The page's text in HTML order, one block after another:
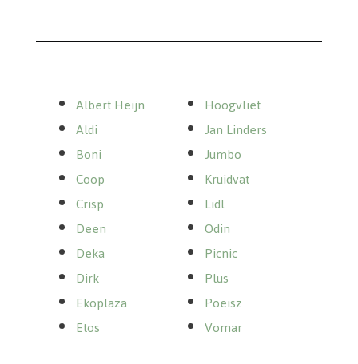
Albert Heijn
Aldi
Boni
Coop
Crisp
Deen
Deka
Dirk
Ekoplaza
Etos
Hoogvliet
Jan Linders
Jumbo
Kruidvat
Lidl
Odin
Picnic
Plus
Poeisz
Vomar